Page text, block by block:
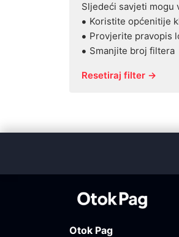
Sljedeći savjeti mogu
Koristite općenitije
Provjerite pravopis
Smanjite broj filtera
Resetiraj filter →
Otok Pag